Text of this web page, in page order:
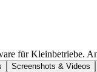
für Kleinbetriebe.
Screenshots & Videos